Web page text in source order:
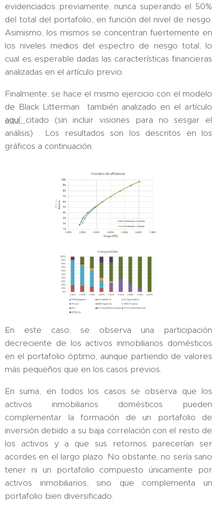
evidenciados previamente, nunca superando el 50%
del total del portafolio, en función del nivel de riesgo.
Asimismo, los mismos se concentran fuertemente en
los niveles medios del espectro de riesgo total, lo
cual es esperable dadas las características financieras
analizadas en el artículo previo.
Finalmente, se hace el mismo ejercicio con el modelo
de Black Litterman también analizado en el artículo
aquí citado (sin incluir visiones para no sesgar el
análisis) . Los resultados son los descritos en los
gráficos a continuación.
En este caso, se observa una participación
decreciente de los activos inmobiliarios domésticos
en el portafolio óptimo, aunque partiendo de valores
más pequeños que en los casos previos.
En suma, en todos los casos se observa que los
activos inmobiliarios domésticos pueden
complementar la formación de un portafolio de
inversión debido a su baja correlación con el resto de
los activos y a que sus retornos parecerían ser
acordes en el largo plazo. No obstante, no sería sano
tener ni un portafolio compuesto únicamente por
activos inmobiliarios, sino que complementa un
portafolio bien diversificado.